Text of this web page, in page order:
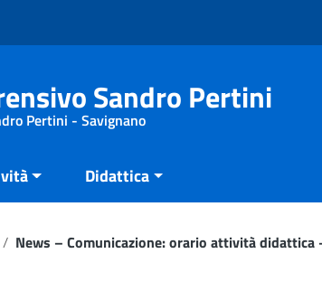
Sandro Pertini
Pertini - Savignano
Didattica
/ News – Comunicazione: orario attività didattica